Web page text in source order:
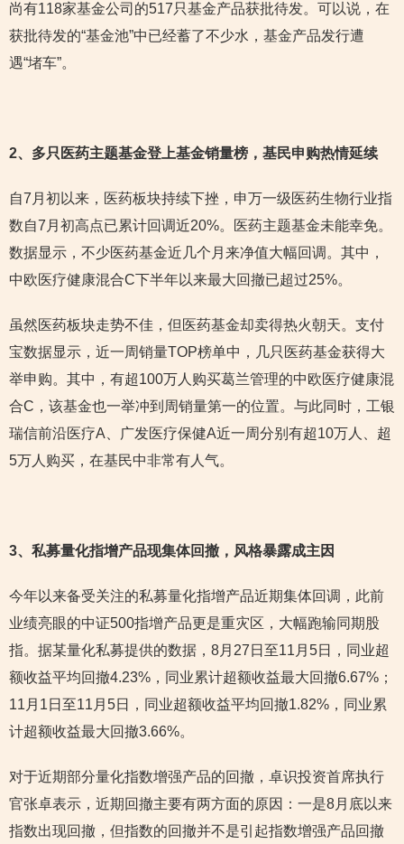
尚有118家基金公司的517只基金产品获批待发。可以说，在
获批待发的“基金池”中已经蓄了不少水，基金产品发行遭
遇“堵车”。
2、多只医药主题基金登上基金销量榜，基民申购热情延续
自7月初以来，医药板块持续下挫，申万一级医药生物行业指
数自7月初高点已累计回调近20%。医药主题基金未能幸免。
数据显示，不少医药基金近几个月来净值大幅回调。其中，
中欧医疗健康混合C下半年以来最大回撤已超过25%。
虽然医药板块走势不佳，但医药基金却卖得热火朝天。支付
宝数据显示，近一周销量TOP榜单中，几只医药基金获得大
举申购。其中，有超100万人购买葛兰管理的中欧医疗健康混
合C，该基金也一举冲到周销量第一的位置。与此同时，工银
瑞信前沿医疗A、广发医疗保健A近一周分别有超10万人、超
5万人购买，在基民中非常有人气。
3、私募量化指增产品现集体回撤，风格暴露成主因
今年以来备受关注的私募量化指增产品近期集体回调，此前
业绩亮眼的中证500指增产品更是重灾区，大幅跑输同期股
指。据某量化私募提供的数据，8月27日至11月5日，同业超
额收益平均回撤4.23%，同业累计超额收益最大回撤6.67%；
11月1日至11月5日，同业超额收益平均回撤1.82%，同业累
计超额收益最大回撤3.66%。
对于近期部分量化指数增强产品的回撤，卓识投资首席执行
官张卓表示，近期回撤主要有两方面的原因：一是8月底以来
指数出现回撤，但指数的回撤并不是引起指数增强产品回撤